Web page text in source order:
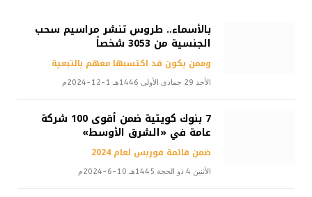
بالأسماء.. طروس تنشر مراسيم سحب
الجنسية من 3053 شخصاً
وممن يكون قد اكتسبها معهم بالتبعية
الأحد 29 جمادى الأولى 1446هـ 1-12-2024م
7 بنوك كويتية ضمن أقوى 100 شركة
عامة في «الشرق الأوسط»
ضمن قائمة فوربس لعام 2024
الأثنين 4 ذو الحجة 1445هـ 10-6-2024م